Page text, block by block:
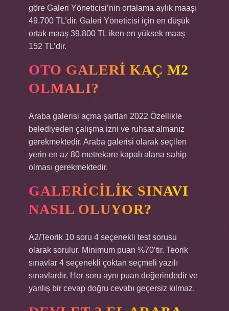
göre Galeri Yöneticisi’nin ortalama aylık maaşı
49.700 TL’dir. Galeri Yöneticisi için en düşük
ortak maaş 39.800 TL iken en yüksek maaş
152 TL’dir.
OTO GALERI KAÇ M2
OLMALI?
Araba galerisi açma şartları 2022 Özellikle
belediyeden çalışma izni ve ruhsat almanız
gerekmektedir. Araba galerisi olarak seçilen
yerin en az 80 metrekare kapalı alana sahip
olması gerekmektedir.
GALERICILIK SINAVI
NASIL OLUYOR?
A2/Teorik 10 soru 4 seçenekli test sorusu
olarak sorulur. Minimum puan %70’tir. Teorik
sınavlar 4 seçenekli çoktan seçmeli yazılı
sınavlardır. Her soru aynı puan değerindedir ve
yanlış bir cevap doğru cevabı geçersiz kılmaz.